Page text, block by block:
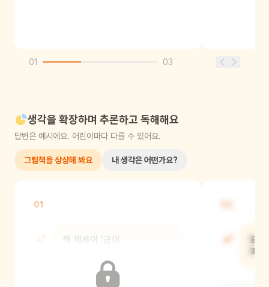
01 03
생각을 확장하며 추론하고 독해해요
답변은 예시에요. 어린이마다 다를 수 있어요.
그림책을 상상해 봐요 내 생각은 어떤가요?
01
책 제목이 '금이
갔을 것 같아?
표
피